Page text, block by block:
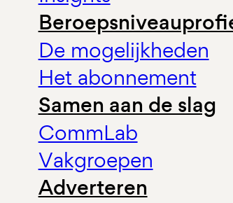
De mogelijkheden
Het abonnement
Samen aan de slag
CommLab
Vakgroepen
Adverteren